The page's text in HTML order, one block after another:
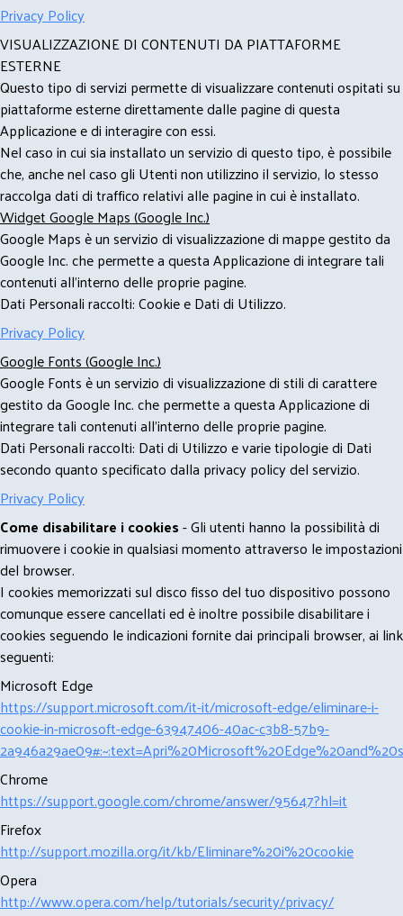
Privacy Policy
VISUALIZZAZIONE DI CONTENUTI DA PIATTAFORME
ESTERNE
Questo tipo di servizi permette di visualizzare contenuti ospitati su
piattaforme esterne direttamente dalle pagine di questa
Applicazione e di interagire con essi.
Nel caso in cui sia installato un servizio di questo tipo, è possibile
che, anche nel caso gli Utenti non utilizzino il servizio, lo stesso
raccolga dati di traffico relativi alle pagine in cui è installato.
Widget Google Maps (Google Inc.)
Google Maps è un servizio di visualizzazione di mappe gestito da
Google Inc. che permette a questa Applicazione di integrare tali
contenuti all'interno delle proprie pagine.
Dati Personali raccolti: Cookie e Dati di Utilizzo.
Privacy Policy
Google Fonts (Google Inc.)
Google Fonts è un servizio di visualizzazione di stili di carattere
gestito da Google Inc. che permette a questa Applicazione di
integrare tali contenuti all'interno delle proprie pagine.
Dati Personali raccolti: Dati di Utilizzo e varie tipologie di Dati
secondo quanto specificato dalla privacy policy del servizio.
Privacy Policy
Come disabilitare i cookies- Gli utenti hanno la possibilità di
rimuovere i cookie in qualsiasi momento attraverso le impostazioni
del browser.
I cookies memorizzati sul disco fisso del tuo dispositivo possono
comunque essere cancellati ed è inoltre possibile disabilitare i
cookies seguendo le indicazioni fornite dai principali browser, ai link
seguenti:
Microsoft Edge
https://support.microsoft.com/it-it/microsoft-edge/eliminare-i-
cookie-in-microsoft-edge-63947406-40ac-c3b8-57b9-
Chrome
https://support.google.com/chrome/answer/95647?hl=it
Firefox
http://support.mozilla.org/it/kb/Eliminare%20i%20cookie
Opera
http://www.opera.com/help/tutorials/security/privacy/